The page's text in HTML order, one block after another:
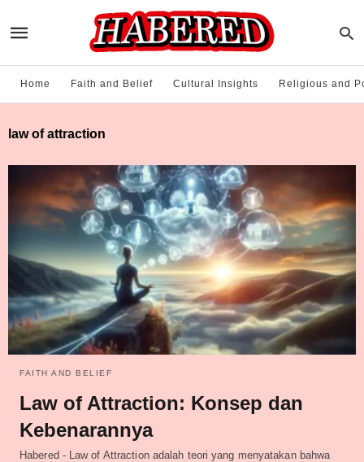
Home Faith and Belief Cultural Insights Religious and
law of attraction
FAITH AND BELIEF
Law of Attraction: Konsep dan
Kebenarannya
Habered - Law of Attraction adalah teori yang menyatakan bahwa